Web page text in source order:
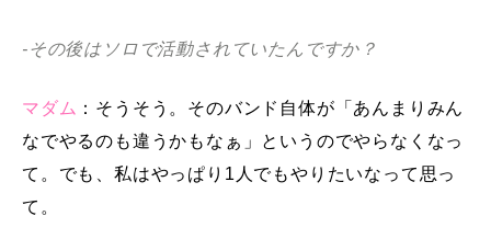
-その後はソロで活動されていたんですか？
マダム ：そうそう。そのバンド自体が「あんまりみん
なでやるのも違うかもなぁ」というのでやらなくなっ
て。でも、私はやっぱり1人でもやりたいなって思っ
て。